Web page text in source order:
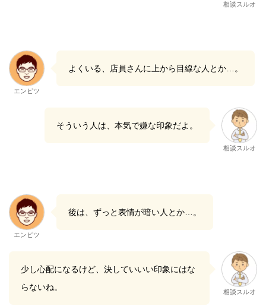
相談スルオ
エンピツ
よくいる、店員さんに上から目線な人とか…。
そういう人は、本気で嫌な印象だよ。
相談スルオ
エンピツ
後は、ずっと表情が暗い人とか…。
少し心配になるけど、決していいい印象にはな
らないね。
相談スルオ